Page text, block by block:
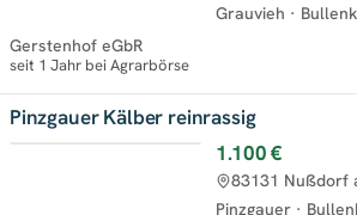
Grauvieh ·
Gerstenhof eGbR
seit 1 Jahr bei Agrarbörse
Pinzgauer Kälber reinrassig
1.100 €
Pinzgauer ·
83131 Nußdorf